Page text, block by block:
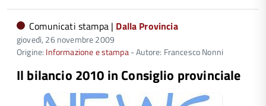
Comunicati stampa | Dalla Provincia
giovedì, 26 novembre 2009
Origine: Informazione e stampa- Autore: Francesco Nonni
Il bilancio 2010 in Consiglio provinciale